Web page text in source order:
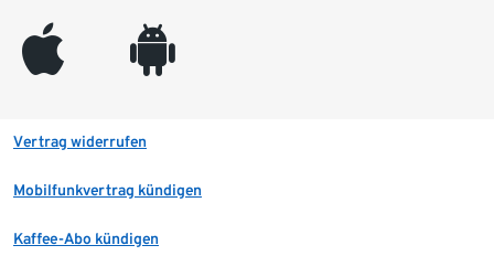
appleinc android
Vertrag widerrufen
Mobilfunkvertrag kündigen
Kaffee-Abo kündigen